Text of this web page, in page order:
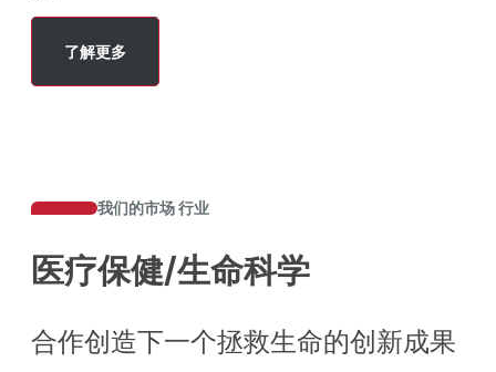
了解更多
我们的市场 行业
医疗保健/生命科学
合作创造下一个拯救生命的创新成果